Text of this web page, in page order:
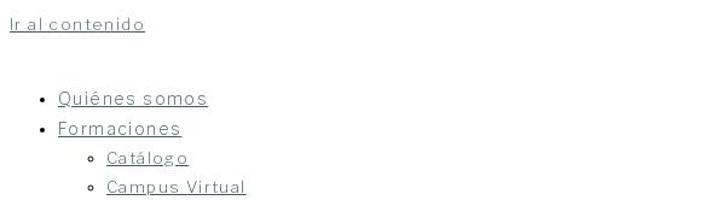
Ir al contenido
Quiénes somos
Formaciones
Catálogo
Campus Virtual